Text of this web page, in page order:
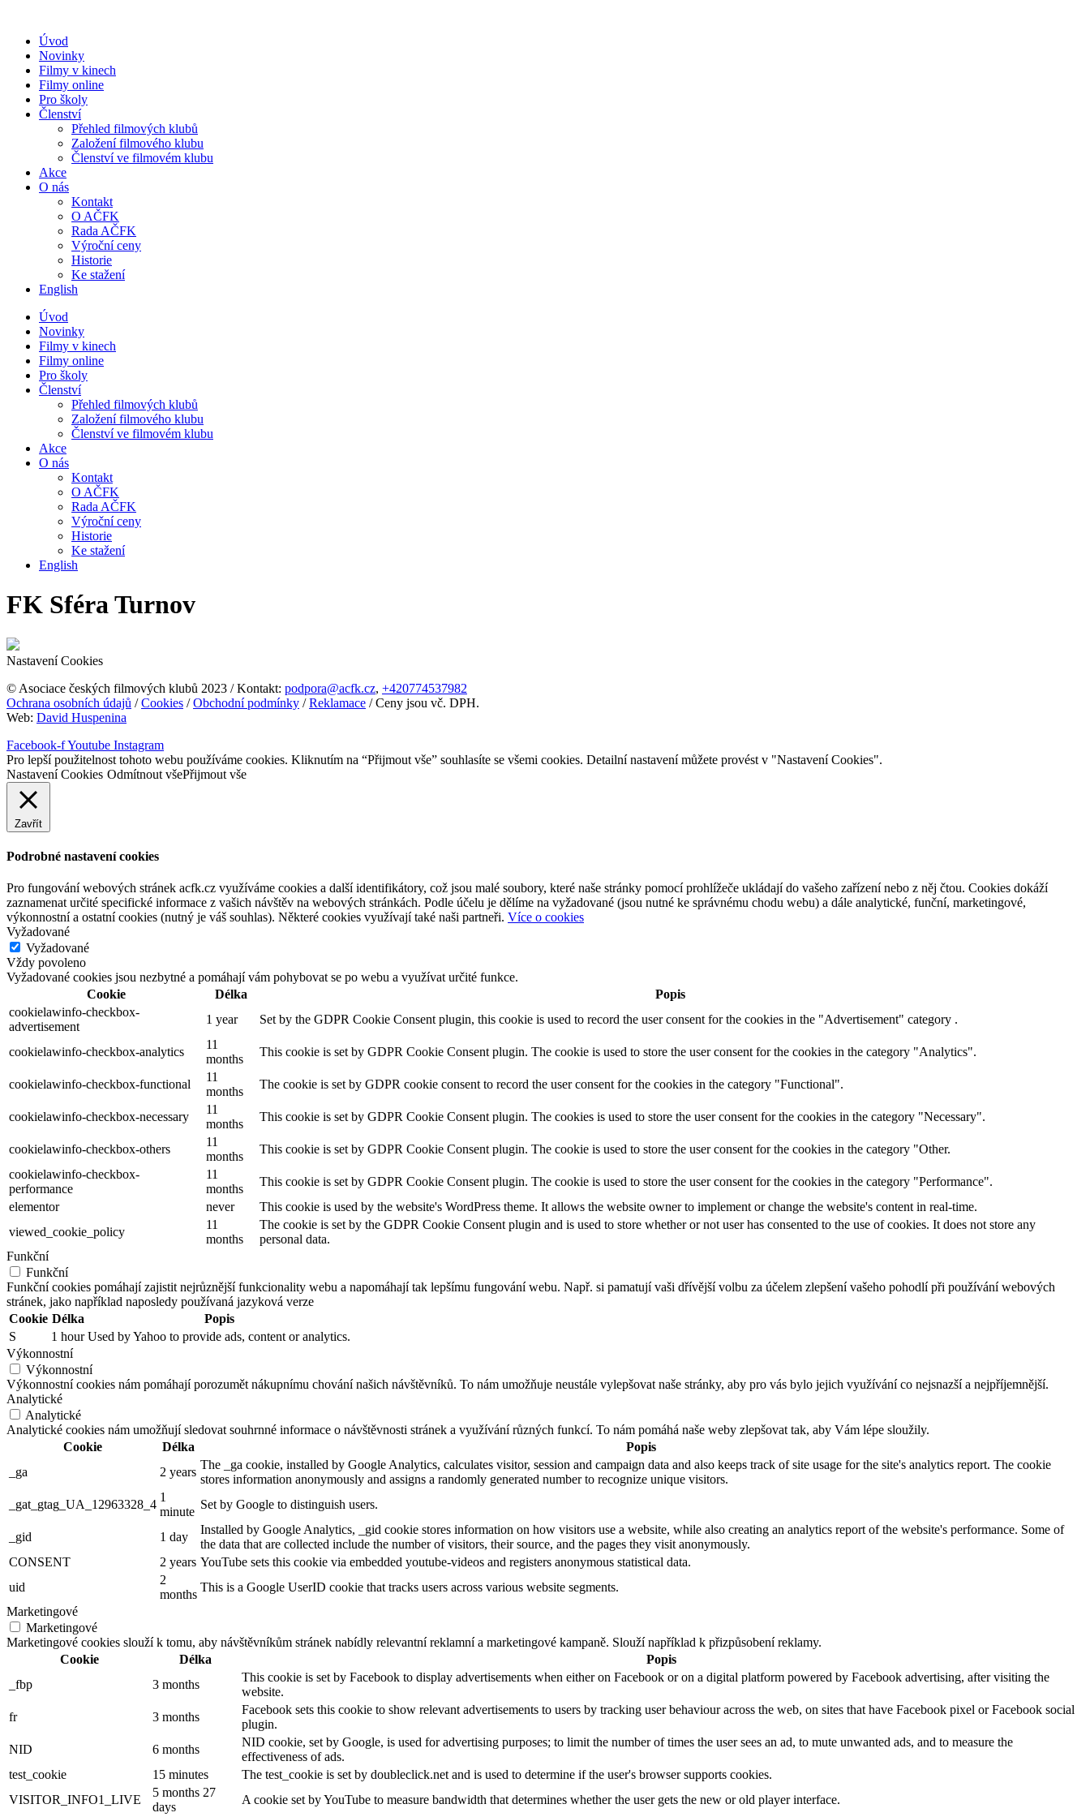
obsahuÚvod
Novinky
Filmy v kinech
Filmy online
Pro školy
Členství
Přehled filmových klubů
Založení filmového klubu
Členství ve filmovém klubu
Akce
O nás
Kontakt
O AČFK
Rada AČFK
Výroční ceny
Historie
Ke stažení
English
Úvod
Novinky
Filmy v kinech
Filmy online
Pro školy
Členství
Přehled filmových klubů
Založení filmového klubu
Členství ve filmovém klubu
Akce
O nás
Kontakt
O AČFK
Rada AČFK
Výroční ceny
Historie
Ke stažení
English
FK Sféra Turnov
Nastavení Cookies
© Asociace českých filmových klubů 2023 / Kontakt: podpora@acfk.cz, +420774537982
Ochrana osobních údajů /Cookies /Obchodní podmínky /Reklamace / Ceny jsou vč. DPH.
Web: David Huspenina
Facebook-fYoutube Instagram
Pro lepší použitelnost tohoto webu používáme cookies. Kliknutím na “Přijmout vše” souhlasíte se všemi cookies. Detailní nastavení můžete provést v "Nastavení Cookies".
Nastavení Cookies Odmítnout všePřijmout vše
Zavřít
Podrobné nastavení cookies
Pro fungování webových stránek acfk.cz využíváme cookies a další identifikátory, což jsou malé soubory, které naše stránky pomocí prohlížeče ukládají do vašeho zařízení nebo z něj čtou. Cookies dokáží
zaznamenat určité specifické informace z vašich návštěv na webových stránkách. Podle účelu je dělíme na vyžadované (jsou nutné ke správnému chodu webu) a dále analytické, funční, marketingové,
výkonnostní a ostatní cookies (nutný je váš souhlas). Některé cookies využívají také naši partneři. Více o cookies
Vyžadované
Vyžadované
Vždy povoleno
Vyžadované cookies jsou nezbytné a pomáhají vám pohybovat se po webu a využívat určité funkce.
Cookie
Délka
Popis
cookielawinfo-checkbox-
advertisement
1 year Set by the GDPR Cookie Consent plugin, this cookie is used to record the user consent for the cookies in the "Advertisement" category .
cookielawinfo-checkbox-analytics
11
months
This cookie is set by GDPR Cookie Consent plugin. The cookie is used to store the user consent for the cookies in the category "Analytics".
cookielawinfo-checkbox-functional
11
months
The cookie is set by GDPR cookie consent to record the user consent for the cookies in the category "Functional".
cookielawinfo-checkbox-necessary
11
months
This cookie is set by GDPR Cookie Consent plugin. The cookies is used to store the user consent for the cookies in the category "Necessary".
cookielawinfo-checkbox-others
11
months
This cookie is set by GDPR Cookie Consent plugin. The cookie is used to store the user consent for the cookies in the category "Other.
cookielawinfo-checkbox-
performance
11
months
This cookie is set by GDPR Cookie Consent plugin. The cookie is used to store the user consent for the cookies in the category "Performance".
elementor
never
This cookie is used by the website's WordPress theme. It allows the website owner to implement or change the website's content in real-time.
viewed_cookie_policy
11
months
The cookie is set by the GDPR Cookie Consent plugin and is used to store whether or not user has consented to the use of cookies. It does not store any
personal data.
Funkční
Funkční
Funkční cookies pomáhají zajistit nejrůznější funkcionality webu a napomáhají tak lepšímu fungování webu. Např. si pamatují vaši dřívější volbu za účelem zlepšení vašeho pohodlí při používání webových
stránek, jako například naposledy používaná jazyková verze
Cookie Délka
Popis
S
1 hour Used by Yahoo to provide ads, content or analytics.
Výkonnostní
Výkonnostní
Výkonnostní cookies nám pomáhají porozumět nákupnímu chování našich návštěvníků. To nám umožňuje neustále vylepšovat naše stránky, aby pro vás bylo jejich využívání co nejsnazší a nejpříjemnější.
Analytické
Analytické
Analytické cookies nám umožňují sledovat souhrnné informace o návštěvnosti stránek a využívání různých funkcí. To nám pomáhá naše weby zlepšovat tak, aby Vám lépe sloužily.
Cookie
Délka
Popis
_ga
2 years
The _ga cookie, installed by Google Analytics, calculates visitor, session and campaign data and also keeps track of site usage for the site's analytics report. The cookie
stores information anonymously and assigns a randomly generated number to recognize unique visitors.
_gat_gtag_UA_12963328_4
1
minute
Set by Google to distinguish users.
_gid 1 day
Installed by Google Analytics, _gid cookie stores information on how visitors use a website, while also creating an analytics report of the website's performance. Some of
the data that are collected include the number of visitors, their source, and the pages they visit anonymously.
CONSENT
2 years YouTube sets this cookie via embedded youtube-videos and registers anonymous statistical data.
uid
2
months
This is a Google UserID cookie that tracks users across various website segments.
Marketingové
Marketingové
Marketingové cookies slouží k tomu, aby návštěvníkům stránek nabídly relevantní reklamní a marketingové kampaně. Slouží například k přizpůsobení reklamy.
Cookie
Délka
Popis
_fbp
3 months
This cookie is set by Facebook to display advertisements when either on Facebook or on a digital platform powered by Facebook advertising, after visiting the
website.
fr
3 months
Facebook sets this cookie to show relevant advertisements to users by tracking user behaviour across the web, on sites that have Facebook pixel or Facebook social
plugin.
NID
6 months
NID cookie, set by Google, is used for advertising purposes; to limit the number of times the user sees an ad, to mute unwanted ads, and to measure the
effectiveness of ads.
test_cookie
15 minutes
The test_cookie is set by doubleclick.net and is used to determine if the user's browser supports cookies.
VISITOR_INFO1_LIVE
5 months 27
days
A cookie set by YouTube to measure bandwidth that determines whether the user gets the new or old player interface.